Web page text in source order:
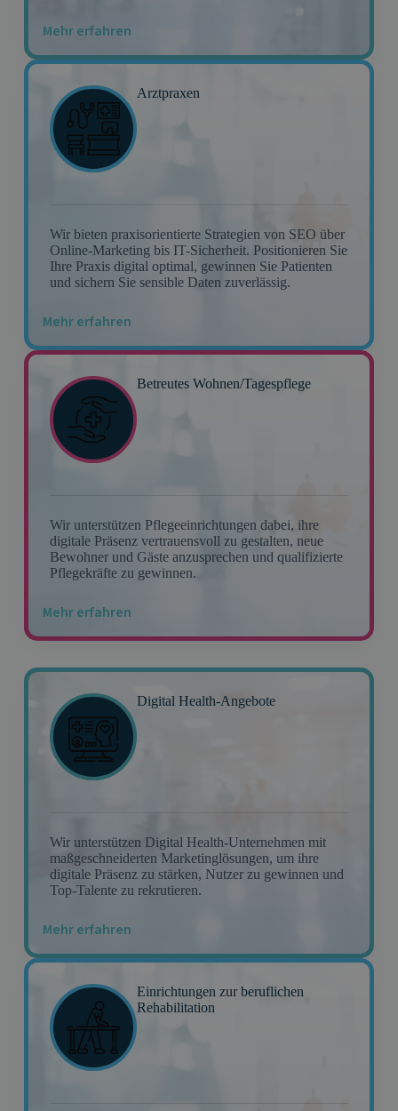
Mehr erfahren
Arztpraxen
Wir bieten praxisorientierte Strategien von SEO über
Online-Marketing bis IT-Sicherheit. Positionieren Sie
Ihre Praxis digital optimal, gewinnen Sie Patienten
und sichern Sie sensible Daten zuverlässig.
Mehr erfahren
Betreutes Wohnen/Tagespflege
Wir unterstützen Pflegeeinrichtungen dabei, ihre
digitale Präsenz vertrauensvoll zu gestalten, neue
Bewohner und Gäste anzusprechen und qualifizierte
Pflegekräfte zu gewinnen.
Mehr erfahren
Digital Health-Angebote
Wir unterstützen Digital Health-Unternehmen mit
maßgeschneiderten Marketinglösungen, um ihre
digitale Präsenz zu stärken, Nutzer zu gewinnen und
Top-Talente zu rekrutieren.
Mehr erfahren
Einrichtungen zur beruflichen
Rehabilitation